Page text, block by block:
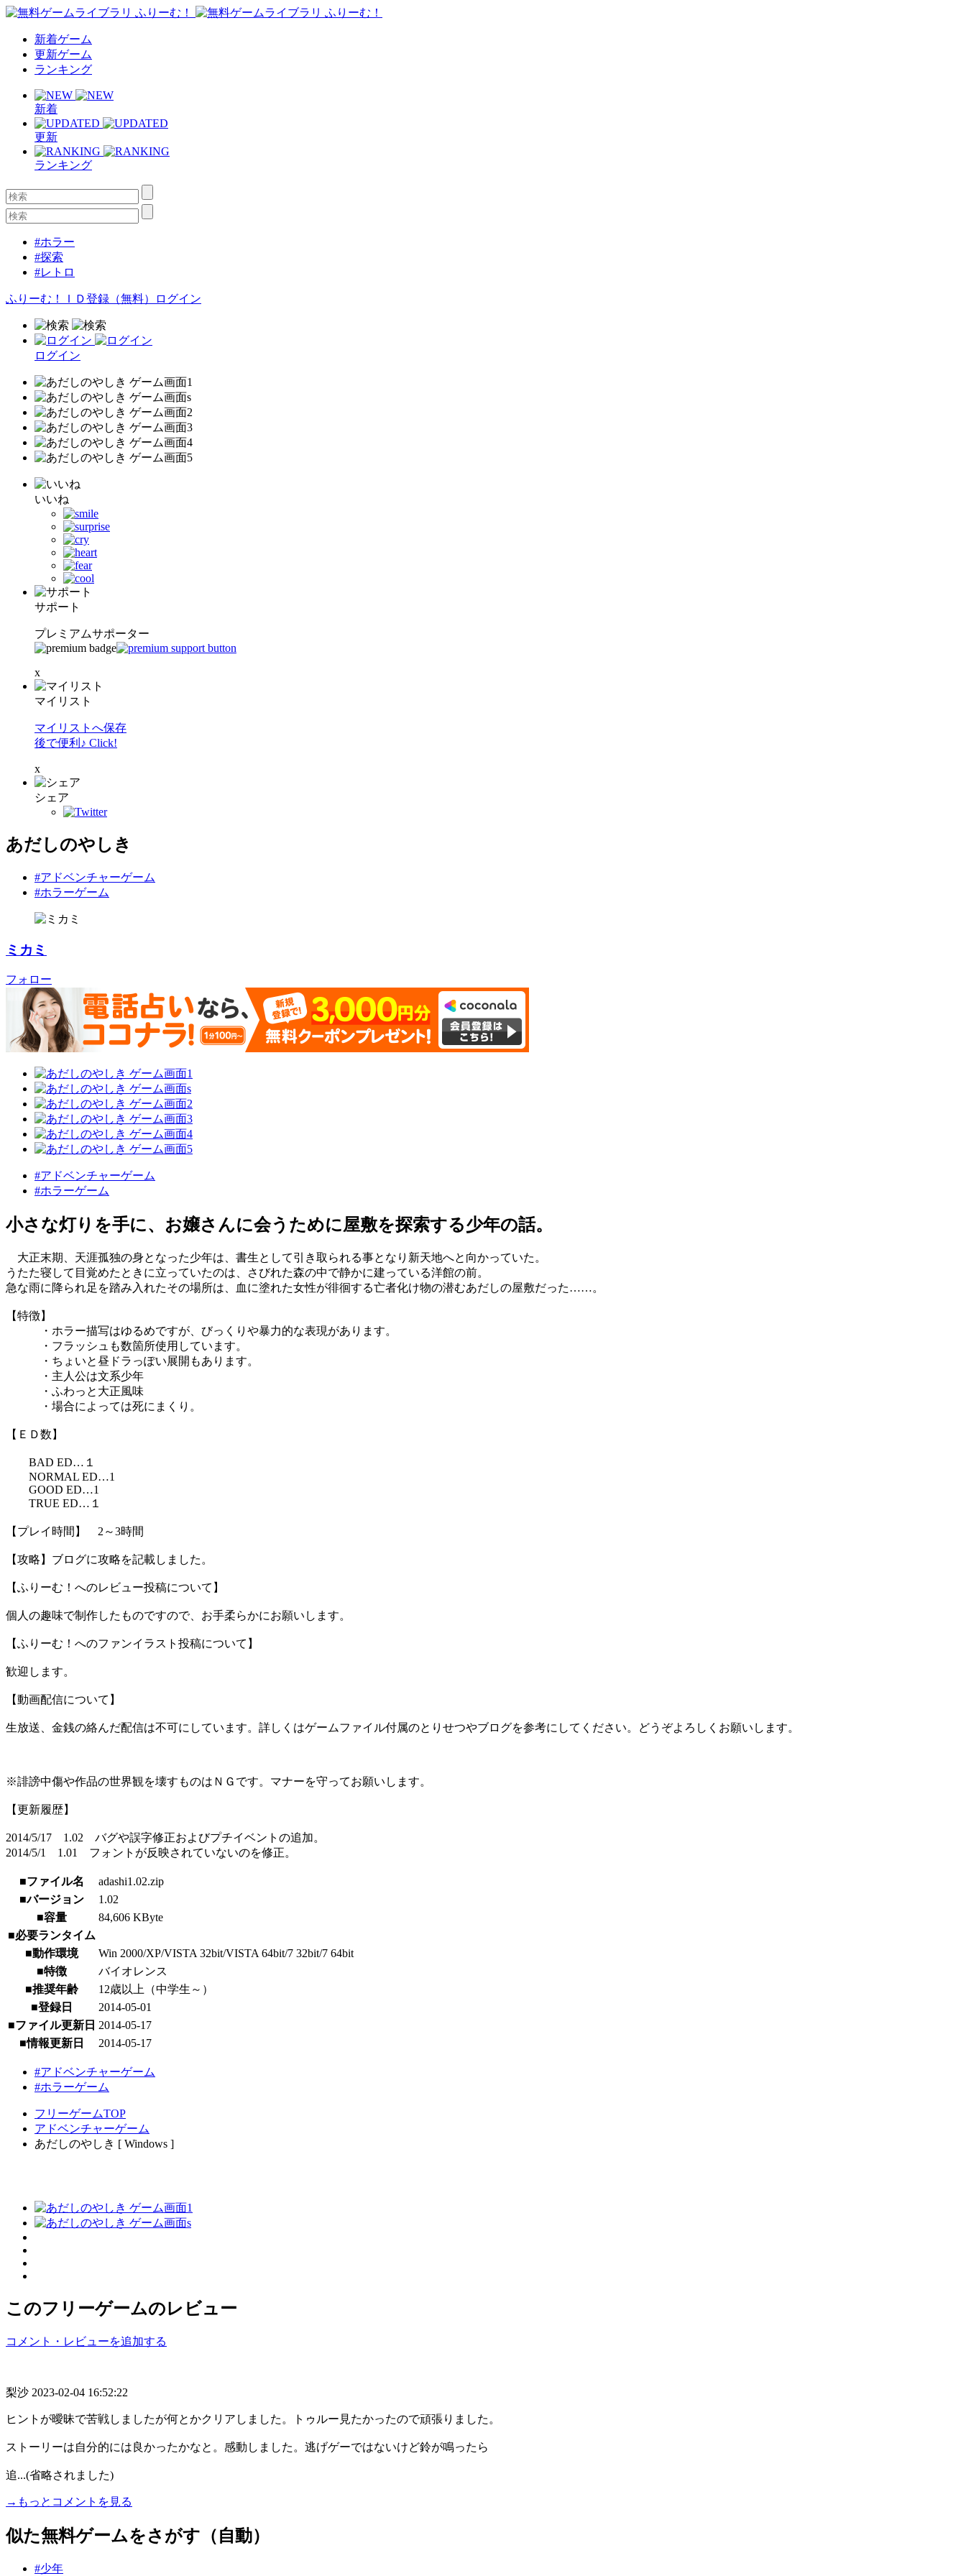
新着ゲーム
更新ゲーム
ランキング
新着
更新
ランキング
#ホラー
#探索
#レトロ
ふりーむ！ＩＤ登録（無料） ログイン
ログイン
いいね
サポート
プレミアムサポーター
x
マイリスト
マイリストへ保存
後で便利♪ Click!
x
シェア
あだしのやしき
#アドベンチャーゲーム
#ホラーゲーム
ミカミ
フォロー
#アドベンチャーゲーム
#ホラーゲーム
小さな灯りを手に、お嬢さんに会うために屋敷を探索する少年の話。
大正末期、天涯孤独の身となった少年は、書生として引き取られる事となり新天地へと向かっていた。
うたた寝して目覚めたときに立っていたのは、さびれた森の中で静かに建っている洋館の前。
急な雨に降られ足を踏み入れたその場所は、血に塗れた女性が徘徊する亡者化け物の潜むあだしの屋敷だった……。
【特徴】
・ホラー描写はゆるめですが、びっくりや暴力的な表現があります。
・フラッシュも数箇所使用しています。
・ちょいと昼ドラっぽい展開もあります。
・主人公は文系少年
・ふわっと大正風味
・場合によっては死にまくり。
【ＥＤ数】
BAD ED…１
NORMAL ED…1
GOOD ED…1
TRUE ED…１
【プレイ時間】 2～3時間
【攻略】ブログに攻略を記載しました。
【ふりーむ！へのレビュー投稿について】
個人の趣味で制作したものですので、お手柔らかにお願いします。
【ふりーむ！へのファンイラスト投稿について】
歓迎します。
【動画配信について】
生放送、金銭の絡んだ配信は不可にしています。詳しくはゲームファイル付属のとりせつやブログを参考にしてください。どうぞよろしくお願いします。
※誹謗中傷や作品の世界観を壊すものはＮＧです。マナーを守ってお願いします。
【更新履歴】
2014/5/17 1.02 バグや誤字修正およびプチイベントの追加。
2014/5/1 1.01 フォントが反映されていないのを修正。
■ファイル名
adashi1.02.zip
■バージョン
1.02
■容量
84,606 KByte
■必要ランタイム
■動作環境
Win 2000/XP/VISTA 32bit/VISTA 64bit/7 32bit/7 64bit
■特徴
バイオレンス
■推奨年齢
12歳以上（中学生～）
■登録日
2014-05-01
■ファイル更新日 2014-05-17
■情報更新日
2014-05-17
#アドベンチャーゲーム
#ホラーゲーム
フリーゲームTOP
アドベンチャーゲーム
あだしのやしき [ Windows ]
このフリーゲームのレビュー
コメント・レビューを追加する
梨沙 2023-02-04 16:52:22
ヒントが曖昧で苦戦しましたが何とかクリアしました。トゥルー見たかったので頑張りました。
ストーリーは自分的には良かったかなと。感動しました。逃げゲーではないけど鈴が鳴ったら
追...(省略されました)
→もっとコメントを見る
似た無料ゲームをさがす（自動）
#少年